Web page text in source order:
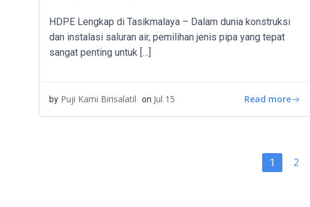
HDPE Lengkap di Tasikmalaya – Dalam dunia konstruksi
dan instalasi saluran air, pemilihan jenis pipa yang tepat
sangat penting untuk […]
by Puji Kami Birisalatil on Jul 15 Read more
POSTS
Page
1 Page
2